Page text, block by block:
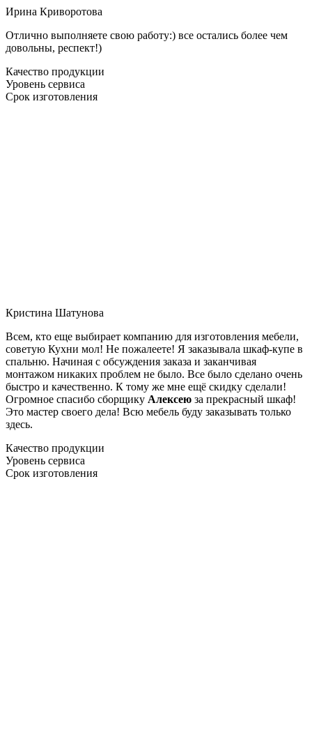
Ирина Криворотова
Отлично выполняете свою работу:) все остались более чем
довольны, респект!)
Качество продукции
Уровень сервиса
Срок изготовления
Кристина Шатунова
Всем, кто еще выбирает компанию для изготовления мебели,
советую Кухни мол! Не пожалеете! Я заказывала шкаф-купе в
спальню. Начиная с обсуждения заказа и заканчивая
монтажом никаких проблем не было. Все было сделано очень
быстро и качественно. К тому же мне ещё скидку сделали!
Огромное спасибо сборщику Алексею за прекрасный шкаф!
Это мастер своего дела! Всю мебель буду заказывать только
здесь.
Качество продукции
Уровень сервиса
Срок изготовления